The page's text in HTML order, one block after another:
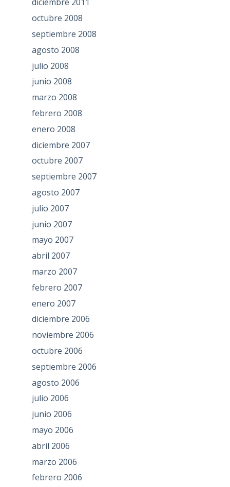
diciembre 2011
octubre 2008
septiembre 2008
agosto 2008
julio 2008
junio 2008
marzo 2008
febrero 2008
enero 2008
diciembre 2007
octubre 2007
septiembre 2007
agosto 2007
julio 2007
junio 2007
mayo 2007
abril 2007
marzo 2007
febrero 2007
enero 2007
diciembre 2006
noviembre 2006
octubre 2006
septiembre 2006
agosto 2006
julio 2006
junio 2006
mayo 2006
abril 2006
marzo 2006
febrero 2006